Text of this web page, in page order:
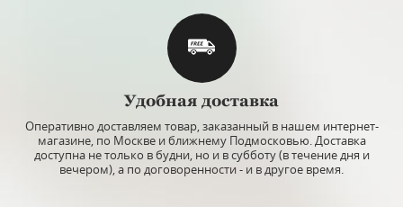
Удобная доставка
Оперативно доставляем товар, заказанный в нашем интернет-
магазине, по Москве и ближнему Подмосковью. Доставка
доступна не только в будни, но и в субботу (в течение дня и
вечером), а по договоренности - и в другое время.